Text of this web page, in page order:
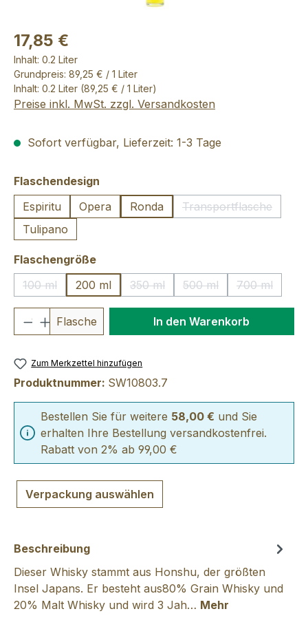
17,85 €
Inhalt: 0.2 Liter
Grundpreis: 89,25 € / 1 Liter
Inhalt: 0.2 Liter (89,25 € / 1 Liter)
Preise inkl. MwSt. zzgl. Versandkosten
Sofort verfügbar, Lieferzeit: 1-3 Tage
Flaschendesign
Espiritu
Opera Ronda Transportflasche
(Diese Option ist
Tulipano
Flaschengrößeauswählen
100 ml
(Diese Option ist zurzeit nicht verfügbar.)
200 ml 350 ml
(Diese Option ist zurzeit nicht
500 ml
(Diese Option ist
700 ml
(Diese
Produkt Anzahl: Gib den
Flasche In den Warenkorb
Zum Merkzettel hinzufügen
Produktnummer: SW10803.7
Bestellen Sie für weitere 58,00 € und Sie
erhalten Ihre Bestellung versandkostenfrei.
Rabatt von 2% ab 99,00 €
Verpackung auswählen
Beschreibung
Dieser Whisky stammt aus Honshu, der größten
Insel Japans. Er besteht aus80% Grain Whisky und
20% Malt Whisky und wird 3 Jah… Mehr